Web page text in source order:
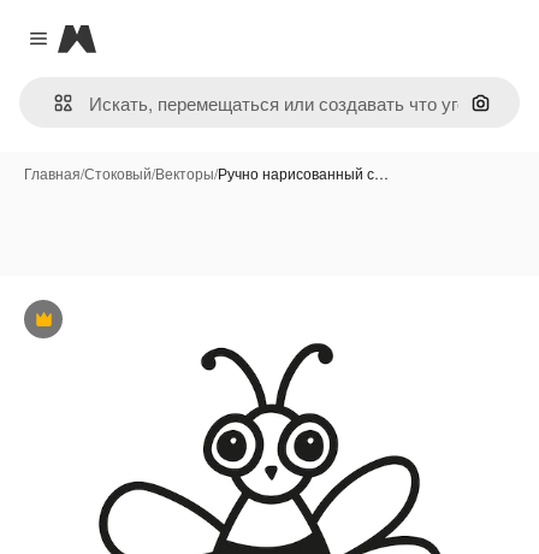
Close menu
Magnific
Поиск
Главная/Стоковый/Векторы/Ручно нарисованный с…
Премиум